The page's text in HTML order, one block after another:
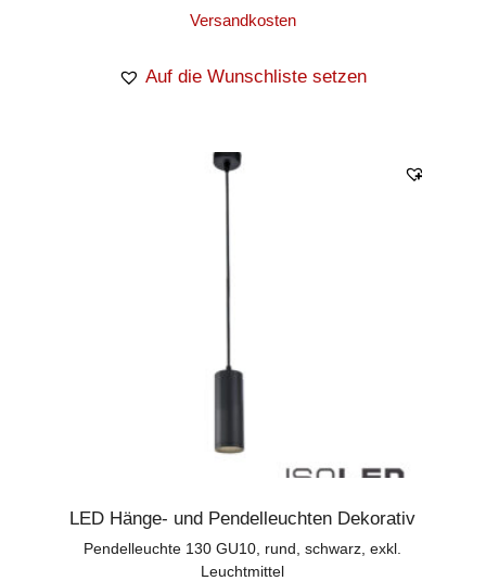
Versandkosten
Auf die Wunschliste setzen
LED Hänge- und Pendelleuchten Dekorativ
Pendelleuchte 130 GU10, rund, schwarz, exkl.
Leuchtmittel